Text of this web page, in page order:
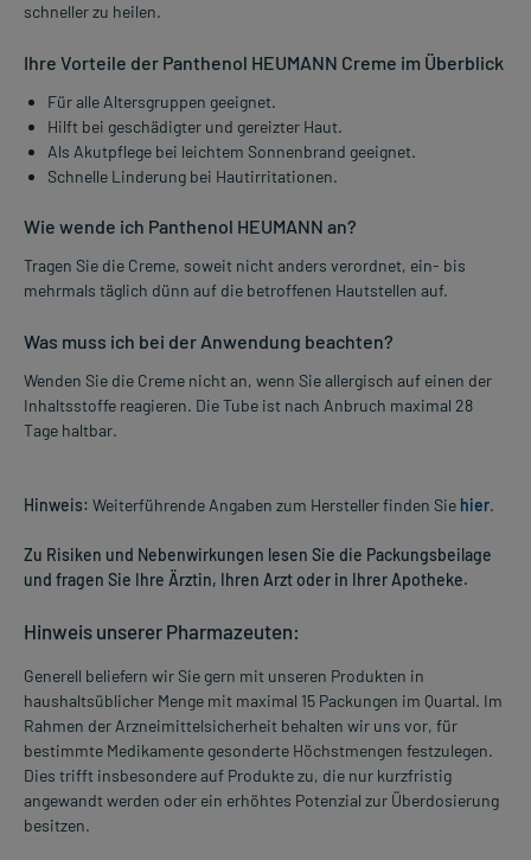
schneller zu heilen.
Ihre Vorteile der Panthenol HEUMANN Creme im Überblick
Für alle Altersgruppen geeignet.
Hilft bei geschädigter und gereizter Haut.
Als Akutpflege bei leichtem Sonnenbrand geeignet.
Schnelle Linderung bei Hautirritationen.
Wie wende ich Panthenol HEUMANN an?
Tragen Sie die Creme, soweit nicht anders verordnet, ein- bis
mehrmals täglich dünn auf die betroffenen Hautstellen auf.
Was muss ich bei der Anwendung beachten?
Wenden Sie die Creme nicht an, wenn Sie allergisch auf einen der
Inhaltsstoffe reagieren. Die Tube ist nach Anbruch maximal 28
Tage haltbar.
Hinweis: Weiterführende Angaben zum Hersteller finden Sie hier.
Zu Risiken und Nebenwirkungen lesen Sie die Packungsbeilage
und fragen Sie Ihre Ärztin, Ihren Arzt oder in Ihrer Apotheke.
Hinweis unserer Pharmazeuten:
Generell beliefern wir Sie gern mit unseren Produkten in
haushaltsüblicher Menge mit maximal 15 Packungen im Quartal. Im
Rahmen der Arzneimittelsicherheit behalten wir uns vor, für
bestimmte Medikamente gesonderte Höchstmengen festzulegen.
Dies trifft insbesondere auf Produkte zu, die nur kurzfristig
angewandt werden oder ein erhöhtes Potenzial zur Überdosierung
besitzen.